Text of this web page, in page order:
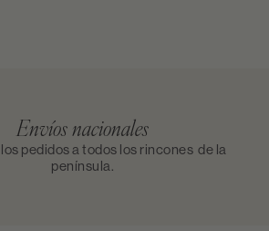
Envíos nacionales
pedidos a todos los rincones de la
península.